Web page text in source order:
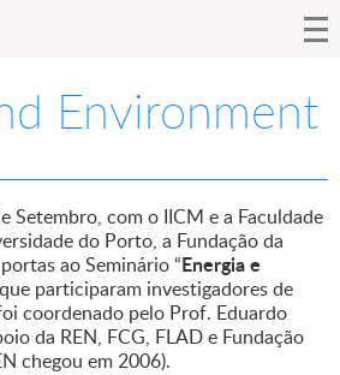
Environment
Setembro, com o IICM e a Faculdade
do Porto, a Fundação da
ao Seminário “Energia e
participaram investigadores de
coordenado pelo Prof. Eduardo
da REN, FCG, FLAD e Fundação
chegou em 2006).